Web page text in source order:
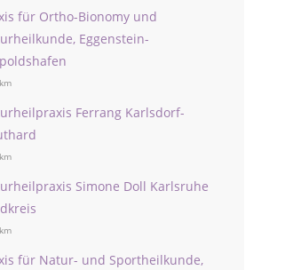
für Ortho-Bionomy und
Eggenstein-
Ferrang Karlsdorf-
Simone Doll Karlsruhe
für Natur- und Sportheilkunde,